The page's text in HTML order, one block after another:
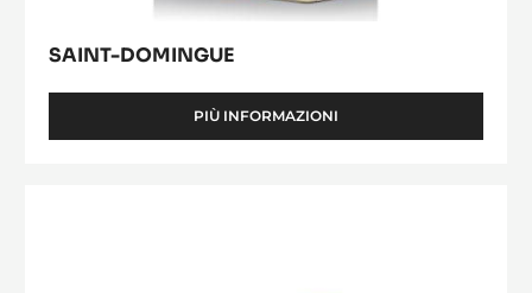
SAINT-DOMINGUE
PIÙ INFORMAZIONI
-